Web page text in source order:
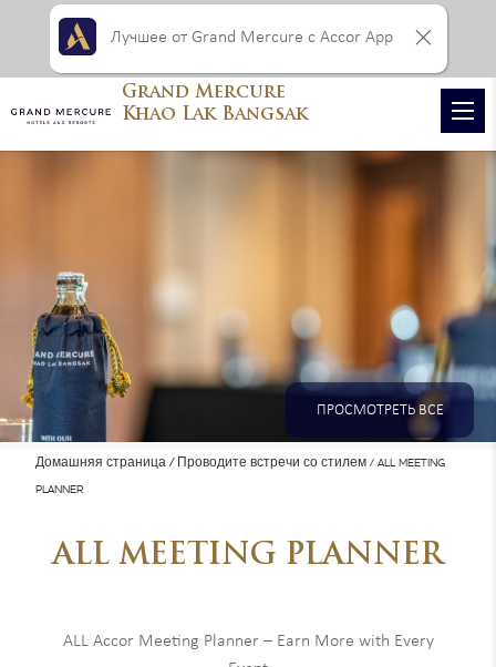
ПРОСМОТРЕТЬ ВСЕ
ФОТОГРАФИИ
Домашняя страница Проводите встречи со стилем
ALL MEETING
PLANNER
ALL MEETING PLANNER
ALL Accor Meeting Planner – Earn More with Every
Grand Mercure
Khao Lak Bangsak
Лучшее от Grand Mercure с Accor App